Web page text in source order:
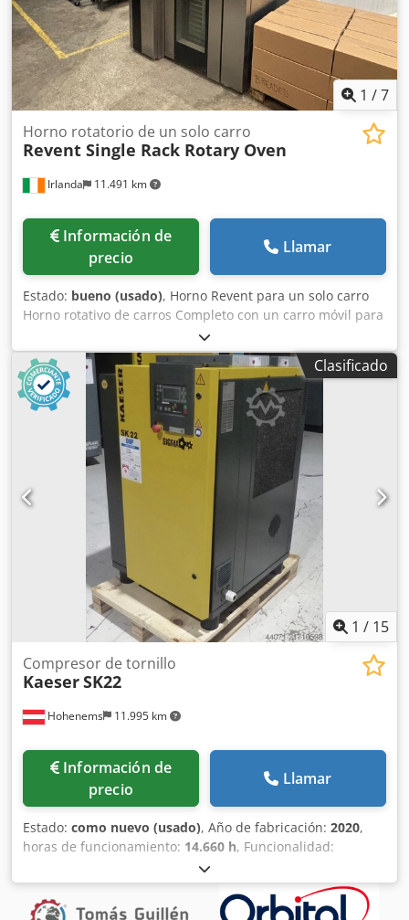
1 /7
Irlanda 11.491 km
Horno rotatorio de un solo carro
Revent Single Rack Rotary Oven
Información de
precio
Llamar
Estado: bueno (usado), Horno Revent para un solo carro
Horno rotativo de carros Completo con un carro móvil para
horno En buen estado de funcionamiento Csdjyw T D
Dopfx Acnerf
Clasificado
1 / 15
Hohenems 11.995 km
Compresor de tornillo
KaeserSK22
Información de
precio
Llamar
Estado: como nuevo (usado), Año de fabricación: 2020,
horas de funcionamiento: 14.660 h, Funcionalidad:
, Compresor de tornillo Kaeser SK22 -
Premium 11 kW 11 bar 1,86 m³/min Crjdpfey Av Amjx Acnef
Año de fabricación: 2020 Horas de funcionamiento: 14.660